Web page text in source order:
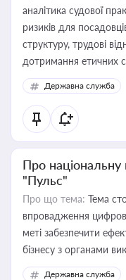
аналітика судової
ризиків для
структуру, трудові
дотримання етичних
Державна служба
Про
"Пульс"
Про що тема: Тема
впровадження
меті забезпечити
бізнесу з органами
Державна служба